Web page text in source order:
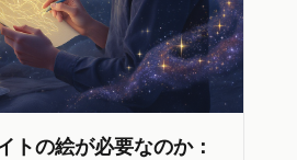
トの絵が必要なのか：